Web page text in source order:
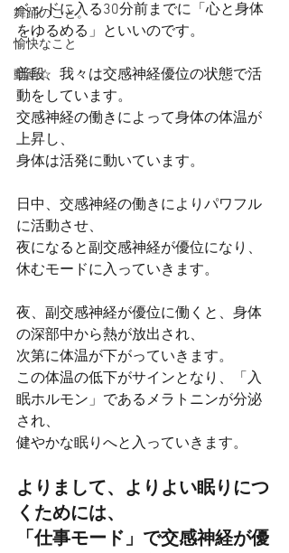
舞踊のこと。
愉快なこと
動画☆
ベッドに入る30分前までに「心と身体
をゆるめる」といいのです。
普段、我々は交感神経優位の状態で活
動をしています。
交感神経の働きによって身体の体温が
上昇し、
身体は活発に動いています。
日中、交感神経の働きによりパワフル
に活動させ、
夜になると副交感神経が優位になり、
休むモードに入っていきます。
夜、副交感神経が優位に働くと、身体
の深部中から熱が放出され、
次第に体温が下がっていきます。
この体温の低下がサインとなり、「入
眠ホルモン」であるメラトニンが分泌
され、
健やかな眠りへと入っていきます。
よりまして、よりよい眠りにつ
くためには、
「仕事モード」で交感神経が優